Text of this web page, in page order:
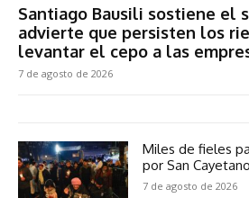
Santiago Bausili sostiene el
advierte que persisten los
levantar el cepo a las
7 de agosto de 2026
Miles de fieles
por San
7 de agosto de 2026